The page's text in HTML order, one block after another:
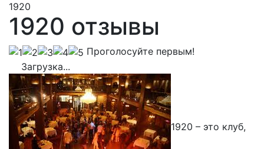
1920
1920 отзывы
Проголосуйте первым!
Загрузка...
1920 – это клуб,